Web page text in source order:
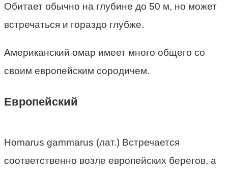
Обитает обычно на глубине до 50 м, но может
встречаться и гораздо глубже.
Американский омар имеет много общего со
своим европейским сородичем.
Европейский
Homarus gammarus (лат.) Встречается
соответственно возле европейских берегов, а